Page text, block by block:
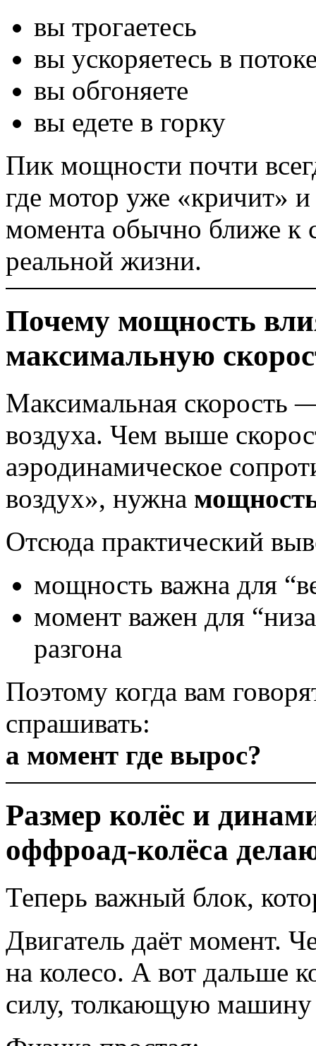
вы трогаетесь
вы ускоряетесь в
вы обгоняете
вы едете в горку
Пик мощности почти
где мотор уже «кричит»
момента обычно ближе к
реальной жизни.
Почему мощность
максимальную
Максимальная скорость
воздуха. Чем выше
аэродинамическое
воздух», нужна
Отсюда практический
мощность важна для
момент важен для
разгона
Поэтому когда вам
спрашивать:
а момент где вырос?
Размер колёс и
оффроад-колёса
Теперь важный блок,
Двигатель даёт момент.
на колесо. А вот дальше
силу, толкающую машину